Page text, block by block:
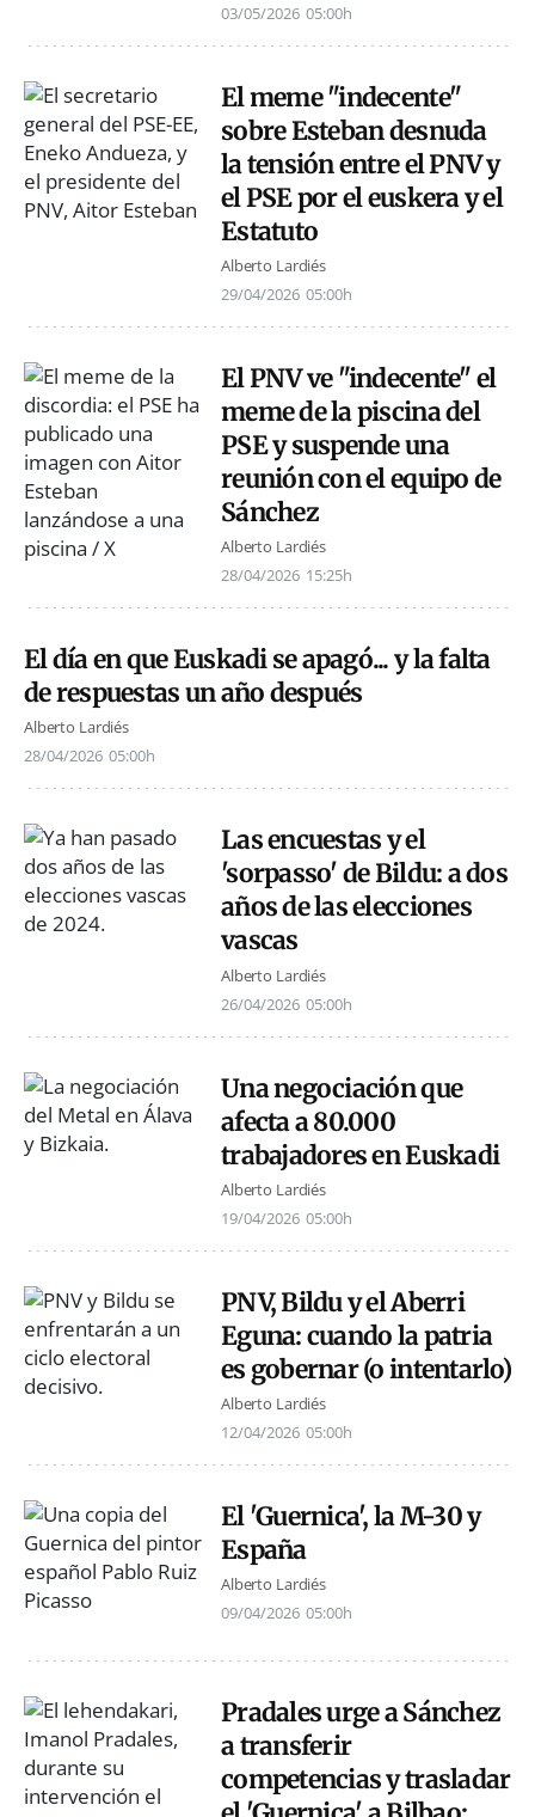
03/05/2026 05:00h
El meme "indecente"
sobre Esteban desnuda
la tensión entre el PNV y
el PSE por el euskera y el
Estatuto
Alberto Lardiés
29/04/2026 05:00h
El PNV ve "indecente" el
meme de la piscina del
PSE y suspende una
reunión con el equipo de
Sánchez
Alberto Lardiés
28/04/2026 15:25h
El día en que Euskadi se apagó... y la falta
de respuestas un año después
Alberto Lardiés
28/04/2026 05:00h
Las encuestas y el
'sorpasso' de Bildu: a dos
años de las elecciones
vascas
Alberto Lardiés
26/04/2026 05:00h
Una negociación que
afecta a 80.000
trabajadores en Euskadi
Alberto Lardiés
19/04/2026 05:00h
PNV, Bildu y el Aberri
Eguna: cuando la patria
es gobernar (o intentarlo)
Alberto Lardiés
12/04/2026 05:00h
El 'Guernica', la M-30 y
España
Alberto Lardiés
09/04/2026 05:00h
Pradales urge a Sánchez
a transferir
competencias y trasladar